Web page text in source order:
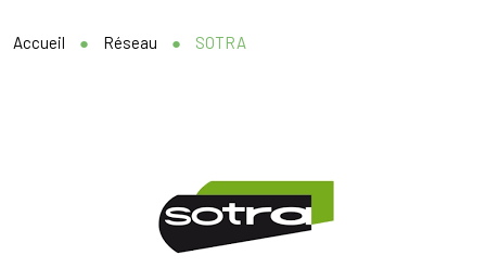
Accueil ● Réseau ● SOTRA